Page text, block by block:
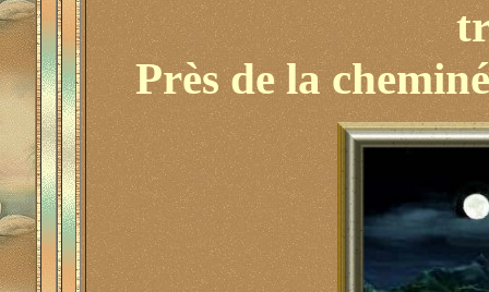
Près de la